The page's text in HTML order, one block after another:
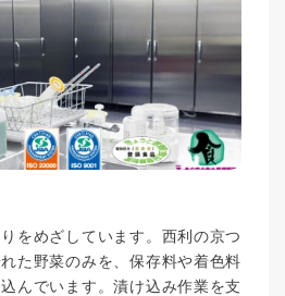
をめざしています。西利の京つ
た野菜のみを、保存料や着色料
んでいます。漬け込み作業を支